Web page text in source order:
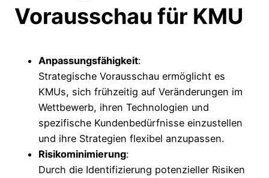
Vorausschau für KMU
Anpassungsfähigkeit:
Strategische Vorausschau ermöglicht es
KMUs, sich frühzeitig auf Veränderungen im
Wettbewerb, ihren Technologien und
spezifische Kundenbedürfnisse einzustellen
und ihre Strategien flexibel anzupassen.
Risikominimierung:
Durch die Identifizierung potenzieller Risiken